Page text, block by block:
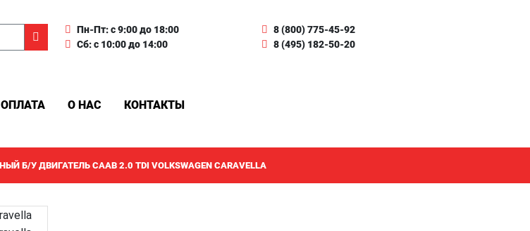
Пн-Пт: с 9:00 до 18:00
Сб: с 10:00 до 14:00
8 (800) 775-45-92
8 (495) 182-50-20
О НАС КОНТАКТЫ
Б/У ДВИГАТЕЛЬ CAAB 2.0 TDI VOLKSWAGEN CARAVELLA